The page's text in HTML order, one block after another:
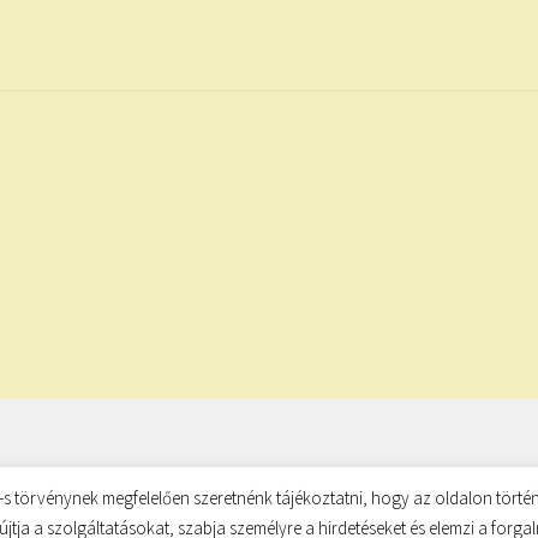
törvénynek megfelelően szeretnénk tájékoztatni, hogy az oldalon
a szolgáltatásokat, szabja személyre a hirdetéseket és elemzi a